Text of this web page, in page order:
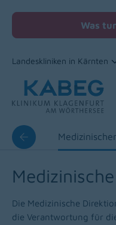
Zum Inhalt
Was
Landeskliniken in Kärnten
Die Medizinische
die Verantwortung für